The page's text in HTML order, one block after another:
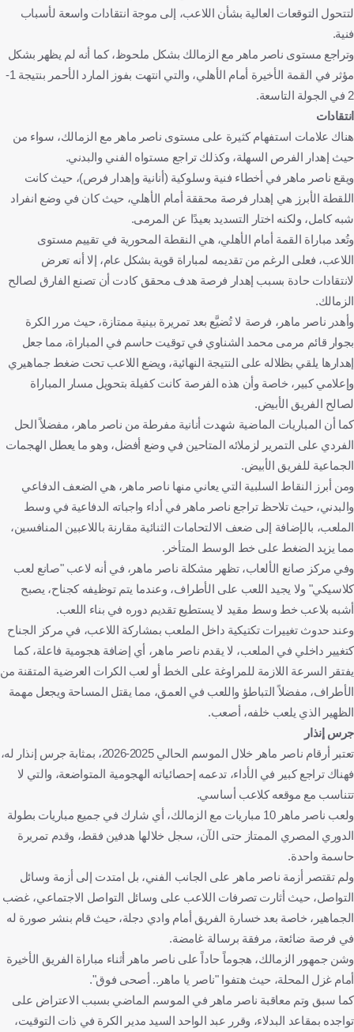
لتتحول التوقعات العالية بشأن اللاعب، إلى موجة انتقادات واسعة لأسباب
فنية.
وتراجع مستوى ناصر ماهر مع الزمالك بشكل ملحوظ، كما أنه لم يظهر بشكل
مؤثر في القمة الأخيرة أمام الأهلي، والتي انتهت بفوز المارد الأحمر بنتيجة 1-
2 في الجولة التاسعة.
انتقادات
هناك علامات استفهام كثيرة على مستوى ناصر ماهر مع الزمالك، سواء من
حيث إهدار الفرص السهلة، وكذلك تراجع مستواه الفني والبدني.
ويقع ناصر ماهر في أخطاء فنية وسلوكية (أنانية وإهدار فرص)، حيث كانت
اللقطة الأبرز هي إهدار فرصة محققة أمام الأهلي، حيث كان في وضع انفراد
شبه كامل، ولكنه اختار التسديد بعيدًا عن المرمى.
وتُعد مباراة القمة أمام الأهلي، هي النقطة المحورية في تقييم مستوى
اللاعب، فعلى الرغم من تقديمه لمباراة قوية بشكل عام، إلا أنه تعرض
لانتقادات حادة بسبب إهدار فرصة هدف محقق كادت أن تصنع الفارق لصالح
الزمالك.
وأهدر ناصر ماهر، فرصة لا تُضيَّع بعد تمريرة بينية ممتازة، حيث مرر الكرة
بجوار قائم مرمى محمد الشناوي في توقيت حاسم في المباراة، مما جعل
إهدارها يلقي بظلاله على النتيجة النهائية، ويضع اللاعب تحت ضغط جماهيري
وإعلامي كبير، خاصة وأن هذه الفرصة كانت كفيلة بتحويل مسار المباراة
لصالح الفريق الأبيض.
كما أن المباريات الماضية شهدت أنانية مفرطة من ناصر ماهر، مفضلاً الحل
الفردي على التمرير لزملائه المتاحين في وضع أفضل، وهو ما يعطل الهجمات
الجماعية للفريق الأبيض.
ومن أبرز النقاط السلبية التي يعاني منها ناصر ماهر، هي الضعف الدفاعي
والبدني، حيث تلاحظ تراجع ناصر ماهر في أداء واجباته الدفاعية في وسط
الملعب، بالإضافة إلى ضعف الالتحامات الثنائية مقارنة باللاعبين المنافسين،
مما يزيد الضغط على خط الوسط المتأخر.
وفي مركز صانع الألعاب، تظهر مشكلة ناصر ماهر، في أنه لاعب "صانع لعب
كلاسيكي" ولا يجيد اللعب على الأطراف، وعندما يتم توظيفه كجناح، يصبح
أشبه بلاعب خط وسط مقيد لا يستطيع تقديم دوره في بناء اللعب.
وعند حدوث تغييرات تكتيكية داخل الملعب بمشاركة اللاعب، في مركز الجناح
كتغيير داخلي في الملعب، لا يقدم ناصر ماهر، أي إضافة هجومية فاعلة، كما
يفتقر السرعة اللازمة للمراوغة على الخط أو لعب الكرات العرضية المتقنة من
الأطراف، مفضلاً التباطؤ واللعب في العمق، مما يقتل المساحة ويجعل مهمة
الظهير الذي يلعب خلفه، أصعب.
جرس إنذار
تعتبر أرقام ناصر ماهر خلال الموسم الحالي 2025-2026، بمثابة جرس إنذار له،
فهناك تراجع كبير في الأداء، تدعمه إحصائياته الهجومية المتواضعة، والتي لا
تتناسب مع موقعه كلاعب أساسي.
ولعب ناصر ماهر 10 مباريات مع الزمالك، أي شارك في جميع مباريات بطولة
الدوري المصري الممتاز حتى الآن، سجل خلالها هدفين فقط، وقدم تمريرة
حاسمة واحدة.
ولم تقتصر أزمة ناصر ماهر على الجانب الفني، بل امتدت إلى أزمة وسائل
التواصل، حيث أثارت تصرفات اللاعب على وسائل التواصل الاجتماعي، غضب
الجماهير، خاصة بعد خسارة الفريق أمام وادي دجلة، حيث قام بنشر صورة له
في فرصة ضائعة، مرفقة برسالة غامضة.
وشن جمهور الزمالك، هجوماً حاداً على ناصر ماهر أثناء مباراة الفريق الأخيرة
أمام غزل المحلة، حيث هتفوا "ناصر يا ماهر.. أصحى فوق".
كما سبق وتم معاقبة ناصر ماهر في الموسم الماضي بسبب الاعتراض على
تواجده بمقاعد البدلاء، وقرر عبد الواحد السيد مدير الكرة في ذات التوقيت،